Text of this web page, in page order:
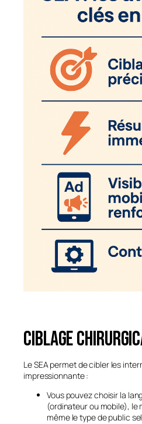
Ciblage
Le SEA permet de cibler les
impressionnante :
Vous pouvez choisir la
(ordinateur ou mobile), le
même le type de public